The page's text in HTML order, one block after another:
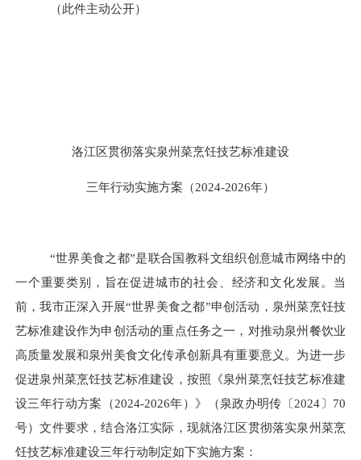
（此件主动公开）
洛江区贯彻落实泉州菜烹饪技艺标准建设
三年行动实施方案（2024-2026年）
“世界美食之都”是联合国教科文组织创意城市网络中的
一个重要类别，旨在促进城市的社会、经济和文化发展。当
前，我市正深入开展“世界美食之都”申创活动，泉州菜烹饪技
艺标准建设作为申创活动的重点任务之一，对推动泉州餐饮业
高质量发展和泉州美食文化传承创新具有重要意义。为进一步
促进泉州菜烹饪技艺标准建设，按照《泉州菜烹饪技艺标准建
设三年行动方案（2024-2026年）》（泉政办明传〔2024〕70
号）文件要求，结合洛江实际，现就洛江区贯彻落实泉州菜烹
饪技艺标准建设三年行动制定如下实施方案：